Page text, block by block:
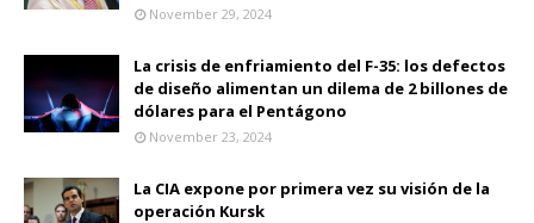
November 29, 2024
La crisis de enfriamiento del F-35: los defectos
de diseño alimentan un dilema de 2 billones de
dólares para el Pentágono
November 23, 2024
La CIA expone por primera vez su visión de la
operación Kursk